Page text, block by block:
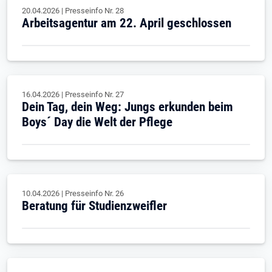
20.04.2026 | Presseinfo Nr. 28
Arbeitsagentur am 22. April geschlossen
16.04.2026 | Presseinfo Nr. 27
Dein Tag, dein Weg: Jungs erkunden beim
Boys´ Day die Welt der Pflege
10.04.2026 | Presseinfo Nr. 26
Beratung für Studienzweifler